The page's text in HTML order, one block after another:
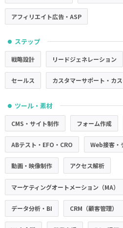
アフィリエイト広告・ASP
● ステップ
戦略設計 リードジェネレーション
セールス カスタマーサポート・カ
● ツール・素材
CMS・サイト制作 フォーム作成
ABテスト・EFO・CRO Web接客・
動画・映像制作 アクセス解析
マーケティングオートメーション（MA）
データ分析・BI CRM（顧客管理）